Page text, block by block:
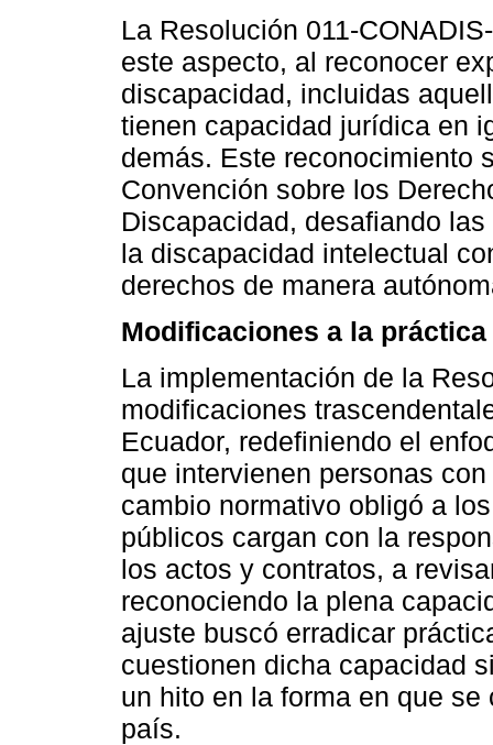
La Resolución 011-
este aspecto, al reconocer
discapacidad, incluidas
tienen capacidad jurídica en
demás. Este reconocimiento
Convención sobre los
Discapacidad, desafiando
la discapacidad intelectual
derechos de manera
Modificaciones a la
La implementación de la
modificaciones
Ecuador, redefiniendo el
que intervienen personas
cambio normativo obligó a
públicos cargan con la
los actos y contratos, a
reconociendo la plena
ajuste buscó erradicar
cuestionen dicha capacidad
un hito en la forma en que
país.